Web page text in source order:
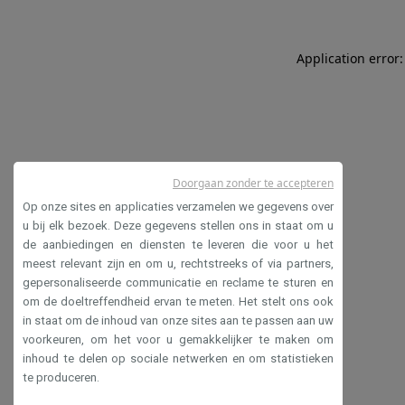
Application
Op onze sites en applicaties verzamelen we gegevens over
u bij elk bezoek. Deze gegevens stellen ons in staat om u
de aanbiedingen en diensten te leveren die voor u het
meest relevant zijn en om u, rechtstreeks of via partners,
gepersonaliseerde communicatie en reclame te sturen en
om de doeltreffendheid ervan te meten. Het stelt ons ook
in staat om de inhoud van onze sites aan te passen aan uw
voorkeuren, om het voor u gemakkelijker te maken om
inhoud te delen op sociale netwerken en om statistieken
te produceren.
Doorgaan zonder te accepteren